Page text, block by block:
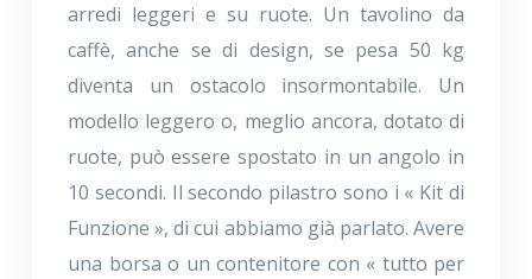
arredi leggeri e su ruote. Un tavolino da
caffè, anche se di design, se pesa 50 kg
diventa un ostacolo insormontabile. Un
modello leggero o, meglio ancora, dotato di
ruote, può essere spostato in un angolo in
10 secondi. Il secondo pilastro sono i « Kit di
Funzione », di cui abbiamo già parlato. Avere
una borsa o un contenitore con « tutto per